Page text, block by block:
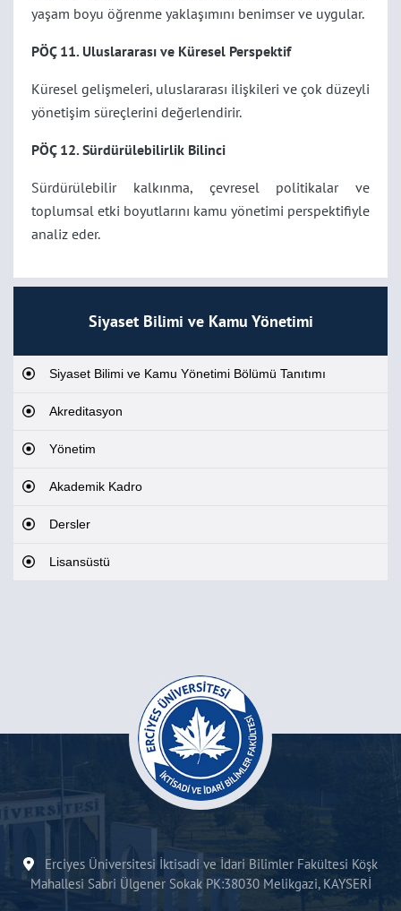
Siyaset Bilimi ve Kamu Yönetimi
Siyaset Bilimi ve Kamu Yönetimi Bölümü Tanıtımı
Akreditasyon
Yönetim
Akademik Kadro
Dersler
Lisansüstü
yaşam boyu öğrenme yaklaşımını benimser ve uygular.
PÖÇ 11. Uluslararası ve Küresel Perspektif
Küresel gelişmeleri, uluslararası ilişkileri ve çok düzeyli
yönetişim süreçlerini değerlendirir.
PÖÇ 12. Sürdürülebilirlik Bilinci
Sürdürülebilir kalkınma, çevresel politikalar ve
toplumsal etki boyutlarını kamu yönetimi perspektifiyle
analiz eder.
Erciyes Üniversitesi İktisadi ve İdari Bilimler Fakültesi Köşk
Mahallesi Sabri Ülgener Sokak PK:38030 Melikgazi, KAYSERİ